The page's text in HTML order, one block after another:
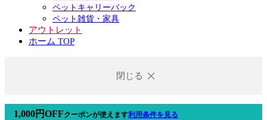
ペットキャリーバック
ペット雑貨・家具
アウトレット
ホーム TOP
閉じる
1,000円OFFクーポンが使えます利用条件を見る